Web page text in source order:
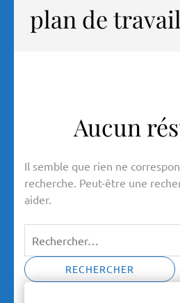
plan de
Aucun
Il semble que rien ne
recherche. Peut-être une
aider.